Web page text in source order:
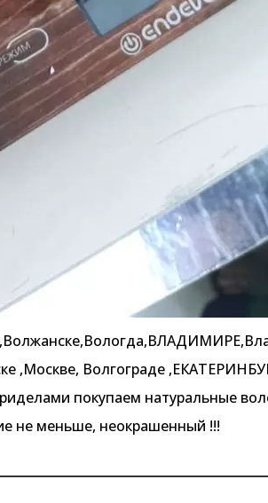
,Москве, Волгограде
покупаем натуральные
не меньше, неокрашенный !!!